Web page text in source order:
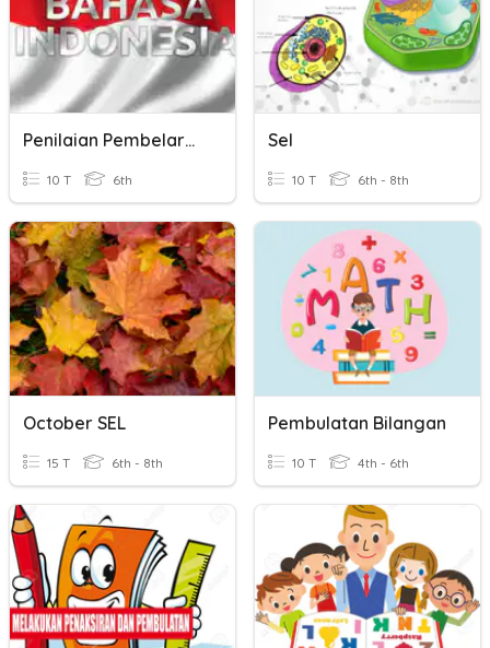
Penilaian Pembelaran B.Indonesia
10 T 6th
Sel
10 T 6th - 8th
October SEL
15 T 6th - 8th
Pembulatan Bilangan
10 T 4th - 6th